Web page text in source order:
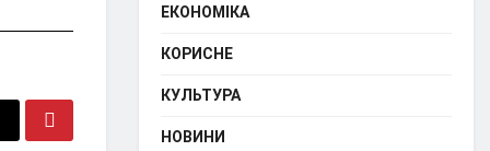
ЕКОНОМІКА
КОРИСНЕ
КУЛЬТУРА
НОВИНИ